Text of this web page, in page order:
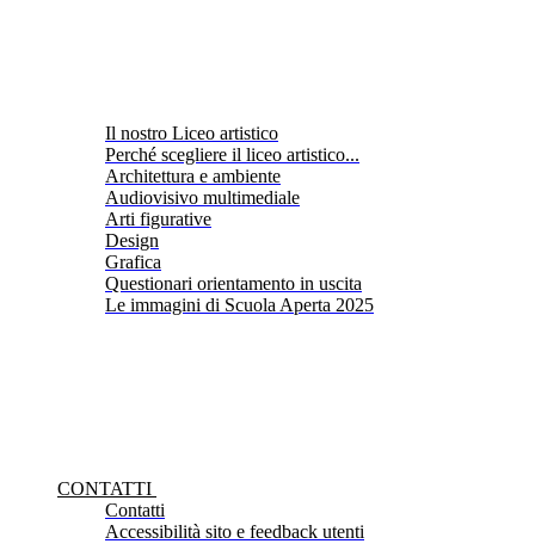
Il nostro Liceo artistico
Perché scegliere il liceo artistico...
Architettura e ambiente
Audiovisivo multimediale
Arti figurative
Design
Grafica
Questionari orientamento in uscita
Le immagini di Scuola Aperta 2025
CONTATTI
Contatti
Accessibilità sito e feedback utenti